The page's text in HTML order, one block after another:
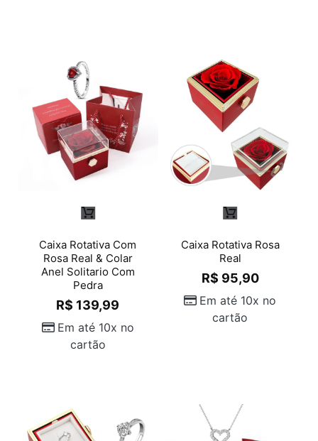
Caixa Rotativa Com
Rosa Real & Colar
Anel Solitario Com
Pedra
R$ 139,99
Em até 10x no
cartão
Caixa Rotativa Rosa
Real
R$ 95,90
Em até 10x no
cartão